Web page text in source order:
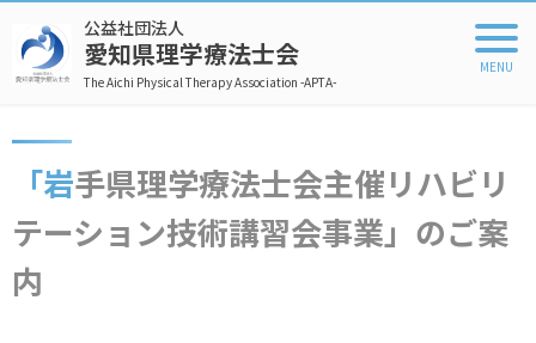
公益社団法人
愛知県理学療法士会
The Aichi Physical Therapy Association -APTA-
「岩手県理学療法士会主催リハビリ
テーション技術講習会事業」のご案
内